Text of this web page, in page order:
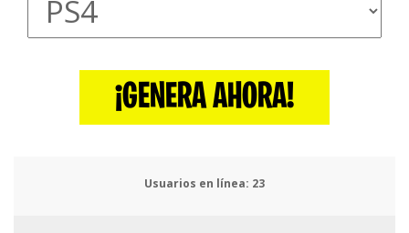
¡GENERA AHORA!
Usuarios en línea: 27